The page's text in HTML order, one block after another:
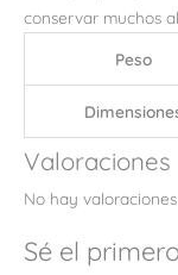
conservar muchos
Peso
Valoraciones
No hay
Sé el